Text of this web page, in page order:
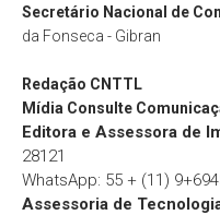
Secretário Nacional de
da Fonseca - Gibran
Redação CNTTL
Mídia Consulte
Editora e Assessora de
28121
WhatsApp: 55 + (11)
Assessoria de